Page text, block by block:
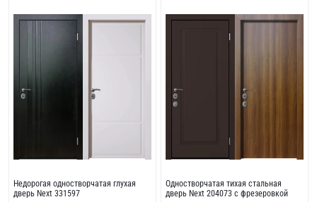
Недорогая одностворчатая глухая
дверь Next 331597
Одностворчатая тихая стальная
дверь Next 204073 с фрезеровкой